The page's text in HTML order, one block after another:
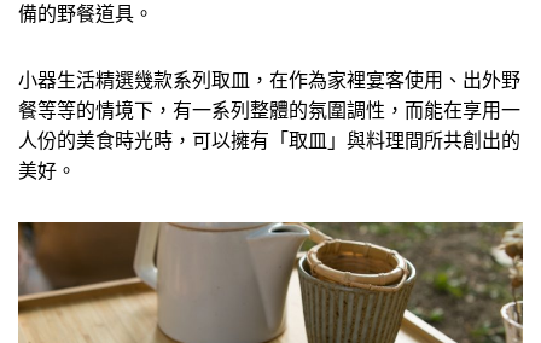
備的野餐道具。
小器生活精選幾款系列取皿，在作為家裡宴客使用、出外野
餐等等的情境下，有一系列整體的氛圍調性，而能在享用一
人份的美食時光時，可以擁有「取皿」與料理間所共創出的
美好。